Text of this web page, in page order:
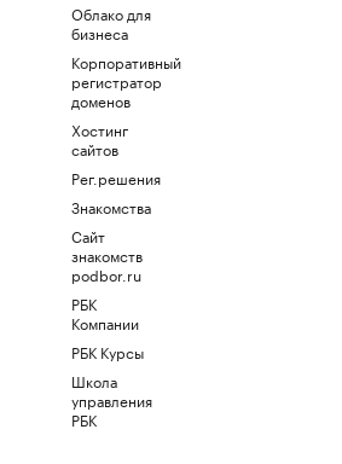
Облако для
бизнеса
Корпоративный
регистратор
доменов
Хостинг
сайтов
Рег.решения
Знакомства
Сайт
знакомств
podbor.ru
РБК
Компании
РБК Курсы
Школа
управления
РБК